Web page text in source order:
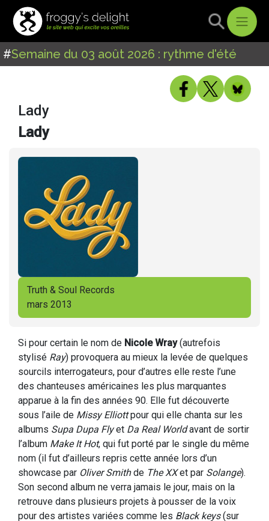
#Semaine du 03 août 2026 : rythme d'été
Lady
Lady
Truth & Soul Records
mars 2013
Si pour certain le nom de Nicole Wray(autrefois
stylisé Ray) provoquera au mieux la levée de quelques
sourcils interrogateurs, pour d’autres elle reste l’une
des chanteuses américaines les plus marquantes
apparue à la fin des années 90. Elle fut découverte
sous l’aile de Missy Elliottpour qui elle chanta sur les
albums Supa Dupa Flyet Da Real Worldavant de sortir
l’album Make It Hot, qui fut porté par le single du même
nom (il fut d’ailleurs repris cette année lors d’un
showcase par Oliver Smithde The XXet par Solange).
Son second album ne verra jamais le jour, mais on la
retrouve dans plusieurs projets à pousser de la voix
pour des artistes variées comme les Black keys(sur